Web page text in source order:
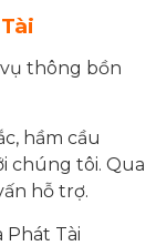
thông bồn
hầm cầu
chúng tôi. Qua
hỗ trợ.
Phát Tài